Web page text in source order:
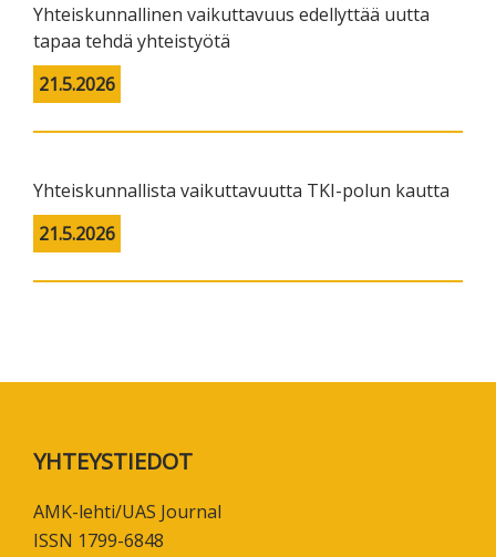
Yhteiskunnallinen vaikuttavuus edellyttää uutta
tapaa tehdä yhteistyötä
21.5.2026
Yhteiskunnallista vaikuttavuutta TKI-polun kautta
21.5.2026
Footer
YHTEYSTIEDOT
AMK-lehti/UAS Journal
ISSN 1799-6848